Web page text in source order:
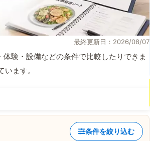
最終更新日：2026/08/07
験・設備などの条件で比較したりできま
ます。
条件を絞り込む